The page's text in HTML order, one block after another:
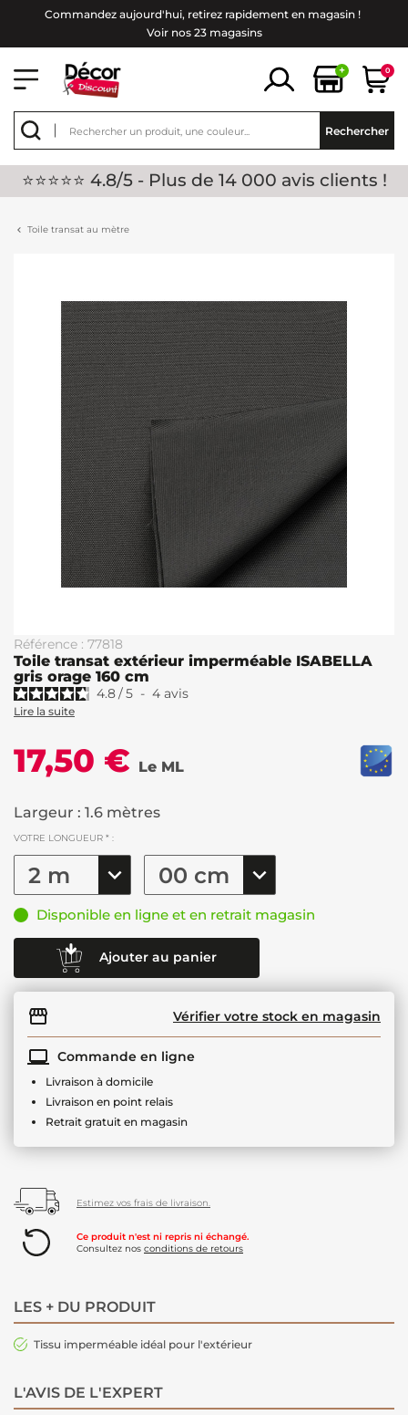
Commandez aujourd'hui, retirez rapidement en magasin !
Voir nos 23 magasins
+ 0
Rechercher
⭐⭐⭐⭐⭐ 4.8/5 - Plus de 14 000 avis clients !
Toile transat au mètre
Référence : 77818
Toile transat extérieur imperméable ISABELLA
gris orage 160 cm
4.8/5 - 4 avis
Lire la suite
17,50 € Le ML
Largeur : 1.6 mètres
VOTRE LONGUEUR * :
Disponible en ligne et en retrait magasin
Ajouter au panier
Vérifier votre stock en magasin
Commande en ligne
Livraison à domicile
Livraison en point relais
Retrait gratuit en magasin
Estimez vos frais de livraison.
Ce produit n'est ni repris ni échangé.
Consultez nos conditions de retours
LES + DU PRODUIT
Tissu imperméable idéal pour l'extérieur
L'AVIS DE L'EXPERT